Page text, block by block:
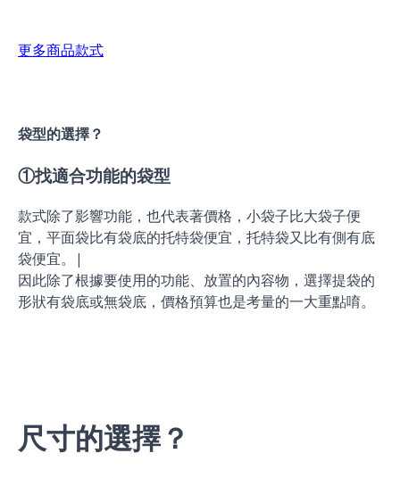
更多商品款式
袋型的選擇？
①找適合功能的袋型
款式除了影響功能，也代表著價格，小袋子比大袋子便
宜，平面袋比有袋底的托特袋便宜，托特袋又比有側有底
袋便宜。|
因此除了根據要使用的功能、放置的內容物，選擇提袋的
形狀有袋底或無袋底，價格預算也是考量的一大重點唷。
尺寸的選擇？